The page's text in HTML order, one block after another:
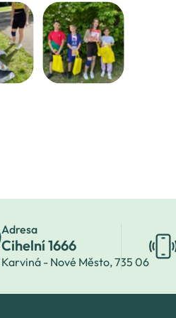
Adresa
Cihelní 1666
Karviná - Nové Město,735 06